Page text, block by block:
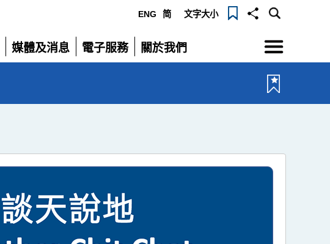
ENG 简 文字大小
媒體及消息
展
電子服務
展
關於我們
展
選
單